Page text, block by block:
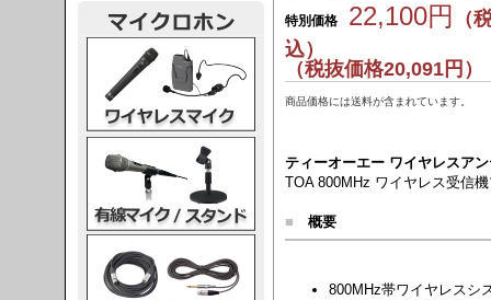
特別価格 22,100円 （
込）
（税抜価格20,091円）
商品価格には送料が含まれています。
ティーオーエー ワイヤレスア
TOA 800MHz ワイヤレス受信
■ 概要
800MHz帯ワイヤレスシ